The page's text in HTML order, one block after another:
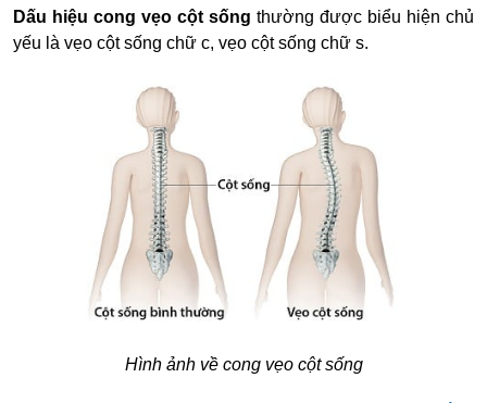
Dấu hiệu cong vẹo cột sống thường được biểu hiện chủ
yếu là vẹo cột sống chữ c, vẹo cột sống chữ s.
Hình ảnh về cong vẹo cột sống